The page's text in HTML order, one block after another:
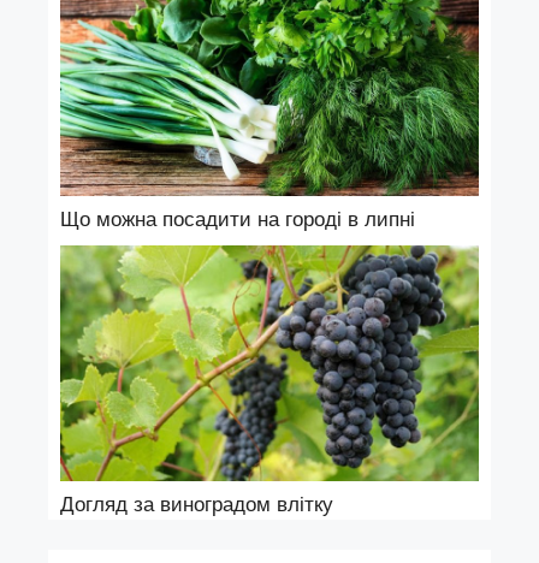
Що можна посадити на городі в липні
Догляд за виноградом влітку